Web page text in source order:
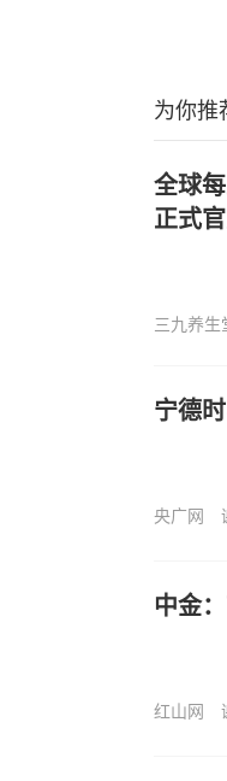
为你推
全球
正式
三九养生
宁德
央广网
中金
红山网